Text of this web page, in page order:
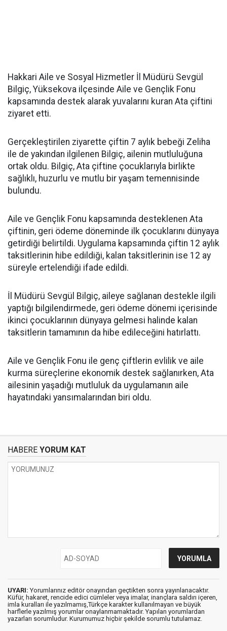
Hakkari Aile ve Sosyal Hizmetler İl Müdürü Sevgül
Bilgiç, Yüksekova ilçesinde Aile ve Gençlik Fonu
kapsamında destek alarak yuvalarını kuran Ata çiftini
ziyaret etti.
Gerçekleştirilen ziyarette çiftin 7 aylık bebeği Zeliha
ile de yakından ilgilenen Bilgiç, ailenin mutluluğuna
ortak oldu. Bilgiç, Ata çiftine çocuklarıyla birlikte
sağlıklı, huzurlu ve mutlu bir yaşam temennisinde
bulundu.
Aile ve Gençlik Fonu kapsamında desteklenen Ata
çiftinin, geri ödeme döneminde ilk çocuklarını dünyaya
getirdiği belirtildi. Uygulama kapsamında çiftin 12 aylık
taksitlerinin hibe edildiği, kalan taksitlerinin ise 12 ay
süreyle ertelendiği ifade edildi.
İl Müdürü Sevgül Bilgiç, aileye sağlanan destekle ilgili
yaptığı bilgilendirmede, geri ödeme dönemi içerisinde
ikinci çocuklarının dünyaya gelmesi halinde kalan
taksitlerin tamamının da hibe edileceğini hatırlattı.
Aile ve Gençlik Fonu ile genç çiftlerin evlilik ve aile
kurma süreçlerine ekonomik destek sağlanırken, Ata
ailesinin yaşadığı mutluluk da uygulamanın aile
hayatındaki yansımalarından biri oldu.
HABERE YORUM KAT
UYARI: Yorumlarınız editör onayından geçtikten sonra yayınlanacaktır.
Küfür, hakaret, rencide edici cümleler veya imalar, inançlara saldırı içeren,
imla kuralları ile yazılmamış,Türkçe karakter kullanılmayan ve büyük
harflerle yazılmış yorumlar onaylanmamaktadır. Yapılan yorumlardan
yazarları sorumludur. Kurumumuz hiçbir şekilde sorumlu tutulamaz.